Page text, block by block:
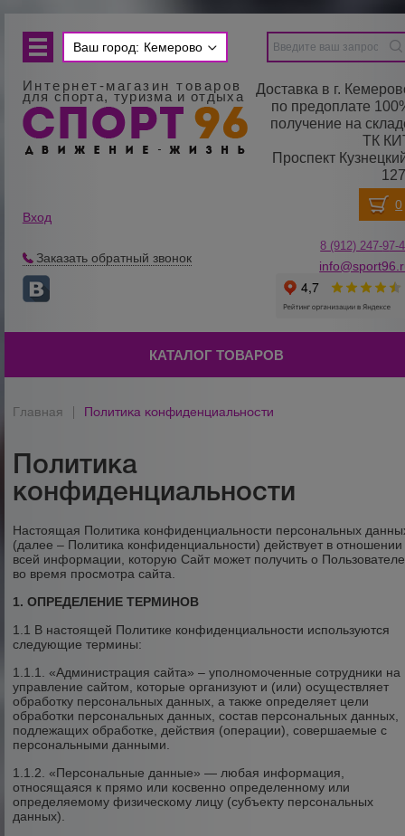
Ваш город: Кемерово
Интернет-магазин товаров
для спорта, туризма и отдыха
Доставка в г.
по предоплате
получение на
ТК
Проспект
Вход
Заказать обратный звонок
8 (912) 247-97-
КАТАЛОГ ТОВАРОВ
Главная Политика конфиденциальности
Политика
конфиденциальности
Настоящая Политика конфиденциальности персональных
(далее – Политика конфиденциальности) действует в отношении
всей информации, которую Сайт может получить о Пользователе
во время просмотра сайта.
1. ОПРЕДЕЛЕНИЕ ТЕРМИНОВ
1.1 В настоящей Политике конфиденциальности используются
следующие термины:
1.1.1. «Администрация сайта» – уполномоченные сотрудники на
управление сайтом, которые организуют и (или) осуществляет
обработку персональных данных, а также определяет цели
обработки персональных данных, состав персональных данных,
подлежащих обработке, действия (операции), совершаемые с
персональными данными.
1.1.2. «Персональные данные» — любая информация,
относящаяся к прямо или косвенно определенному или
определяемому физическому лицу (субъекту персональных
данных).